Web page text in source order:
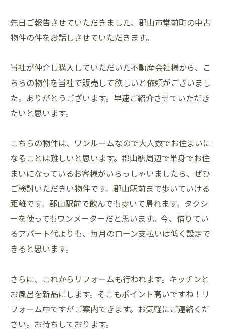
先日ご報告させていただきました、郡山市堂前町の中古
物件の件をお話しさせていただきます。
当社が仲介し購入していただいた不動産会社様から、こ
ちらの物件を当社で販売して欲しいと依頼がございまし
た。ありがとうございます。早速ご紹介させていただき
たいと思います。
こちらの物件は、ワンルームなので大人数でお住まいに
なることは難しいと思います。郡山駅周辺で単身でお住
まいになっているお客様がいらっしゃいましたら、ぜひ
ご検討いただきい物件です。郡山駅前まで歩いていける
距離です。郡山駅前で飲んでも歩いて帰れます。タクシ
ーを使ってもワンメーターだと思います。今、借りてい
るアパート代よりも、毎月のローン支払いは低く設定で
きると思います。
さらに、これからリフォームも行われます。キッチンと
お風呂を新品にします。そこもポイント高いですね！リ
フォーム中ですがご案内できます。お気軽にご連絡くだ
さい。お待ちしております。